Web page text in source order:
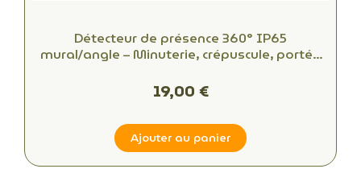
Détecteur de présence 360° IP65
mural/angle – Minuterie, crépuscule, portée
19,00 €
Ajouter au panier